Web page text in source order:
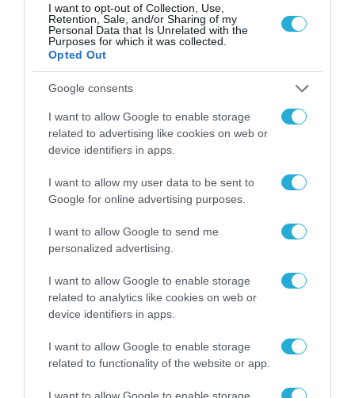
I want to opt-out of Collection, Use,
Retention, Sale, and/or Sharing of my
Personal Data that Is Unrelated with the
Purposes for which it was collected.
Opted Out
Google consents
I want to allow Google to enable storage
related to advertising like cookies on web or
device identifiers in apps.
I want to allow my user data to be sent to
Google for online advertising purposes.
I want to allow Google to send me
personalized advertising.
I want to allow Google to enable storage
related to analytics like cookies on web or
device identifiers in apps.
I want to allow Google to enable storage
related to functionality of the website or app.
I want to allow Google to enable storage
ΡΟΗ ΕΙΔΗΣΕΩΝ
Το χρηματοδοτούμενο
Gaming Police”
ενισχύει την ασφάλεια
διαδίκτυο
31.07.2026
ΑΑΔΕ: Διευκρινίσεις
για τα πρόστιμα σε
αφορούν τους ΦΗΜ
31.07.2026
Σ. Καλαφάτης: «Η